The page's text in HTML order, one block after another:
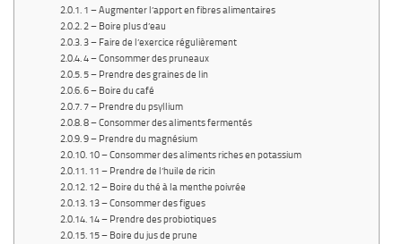
1 – Augmenter l’apport en fibres alimentaires
2 – Boire plus d’eau
3 – Faire de l’exercice régulièrement
4 – Consommer des pruneaux
5 – Prendre des graines de lin
6 – Boire du café
7 – Prendre du psyllium
8 – Consommer des aliments fermentés
9 – Prendre du magnésium
10 – Consommer des aliments riches en potassium
11 – Prendre de l’huile de ricin
12 – Boire du thé à la menthe poivrée
13 – Consommer des figues
14 – Prendre des probiotiques
15 – Boire du jus de prune